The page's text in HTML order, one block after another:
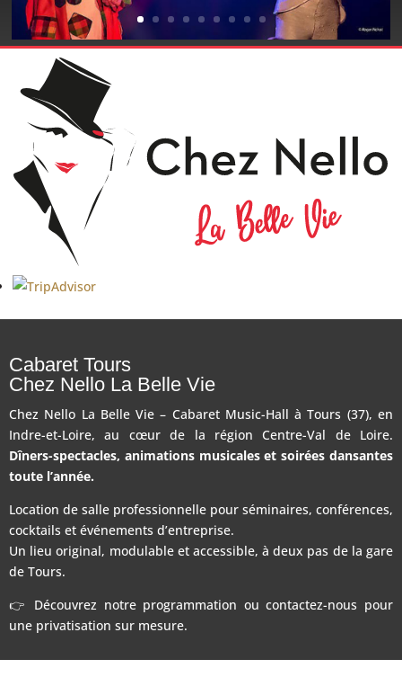
Cabaret Tours
Chez Nello La Belle Vie
Chez Nello La Belle Vie – Cabaret Music-Hall à Tours (37), en
Indre-et-Loire, au cœur de la région Centre-Val de Loire.
Dîners-spectacles, animations musicales et soirées dansantes
toute l’année.
Location de salle professionnelle pour séminaires, conférences,
cocktails et événements d’entreprise.
Un lieu original, modulable et accessible, à deux pas de la gare
de Tours.
👉 Découvrez notre programmation ou contactez-nous pour
une privatisation sur mesure.